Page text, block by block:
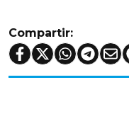
Compartir: